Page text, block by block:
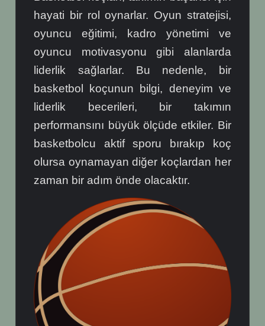
hayati bir rol oynarlar. Oyun stratejisi,
oyuncu eğitimi, kadro yönetimi ve
oyuncu motivasyonu gibi alanlarda
liderlik sağlarlar. Bu nedenle, bir
basketbol koçunun bilgi, deneyim ve
liderlik becerileri, bir takımın
performansını büyük ölçüde etkiler. Bir
basketbolcu aktif sporu bırakıp koç
olursa oynamayan diğer koçlardan her
zaman bir adım önde olacaktır.